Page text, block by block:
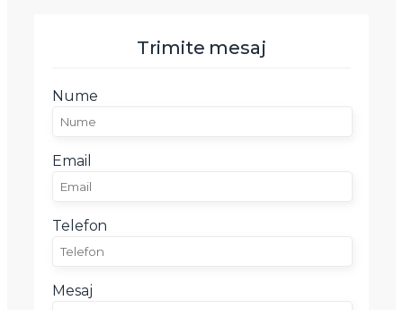
Trimite mesaj
Nume
Email
Telefon
Mesaj